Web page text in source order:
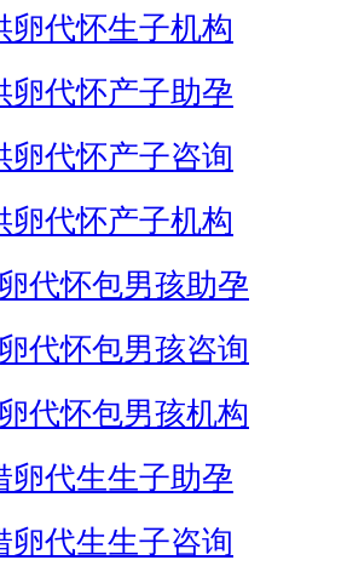
卵代怀生子机构
卵代怀产子助孕
卵代怀产子咨询
卵代怀产子机构
代怀包男孩助孕
代怀包男孩咨询
代怀包男孩机构
卵代生生子助孕
卵代生生子咨询